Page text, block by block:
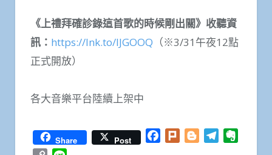
《上禮拜確診錄這首歌的時候剛出關》收聽資
訊： https://lnk.to/IJGOOQ （※3/31午夜12點
正式開放）
各大音樂平台陸續上架中
Share Post Facebook
Plurk BloggerTelegram